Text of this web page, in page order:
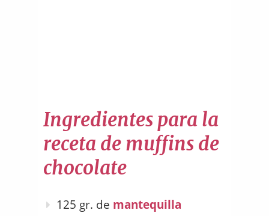
Ingredientes para la
receta de muffins de
chocolate
125 gr. de mantequilla